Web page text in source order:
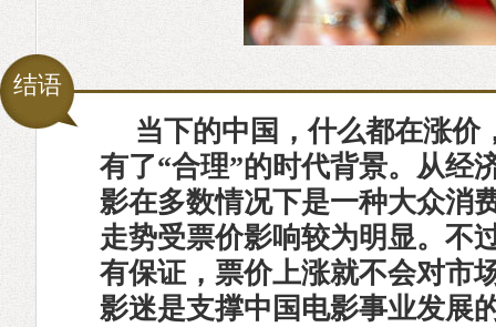
结语
当下的中国，什么都在涨价
有了“合理”的时代背景。从经
影在多数情况下是一种大众消
走势受票价影响较为明显。不
有保证，票价上涨就不会对市
影迷是支撑中国电影事业发展